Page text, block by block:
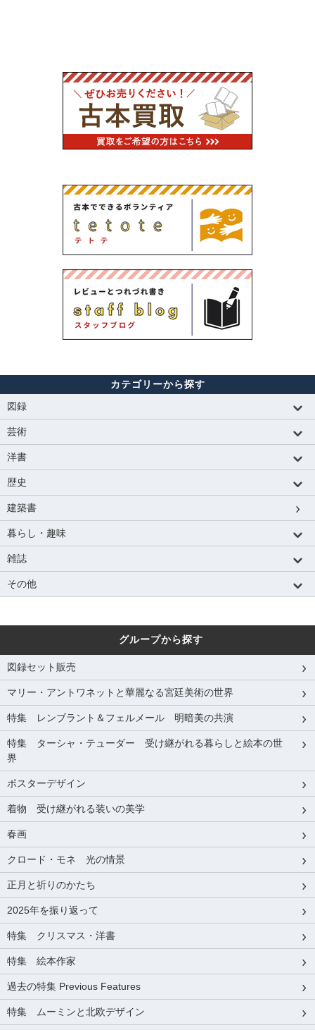
カテゴリーから探す
図録
芸術
洋書
歴史
建築書
暮らし・趣味
雑誌
その他
グループから探す
図録セット販売
マリー・アントワネットと華麗なる宮廷美術の世界
特集 レンブラント＆フェルメール 明暗美の共演
特集 ターシャ・テューダー 受け継がれる暮らしと絵本の世
界
ポスターデザイン
着物 受け継がれる装いの美学
春画
クロード・モネ 光の情景
正月と祈りのかたち
2025年を振り返って
特集 クリスマス・洋書
特集 絵本作家
過去の特集 Previous Features
特集 ムーミンと北欧デザイン